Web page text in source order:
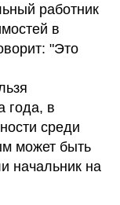
работник
в
"Это
года, в
среди
может быть
начальник на